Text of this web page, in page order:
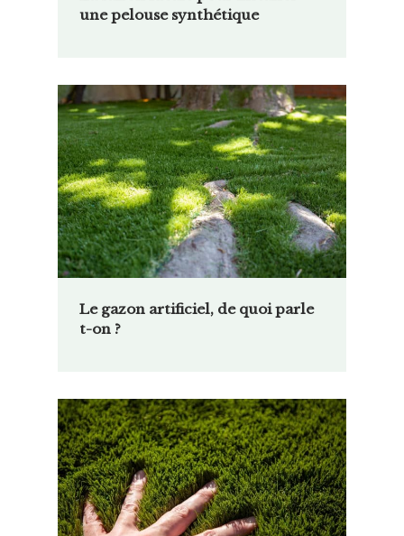
une pelouse synthétique
Le gazon artificiel, de quoi parle
t-on ?